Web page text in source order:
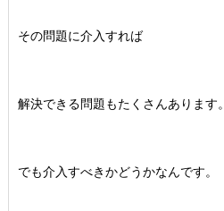
その問題に介入すれば
解決できる問題もたくさんあります。
でも介入すべきかどうかなんです。